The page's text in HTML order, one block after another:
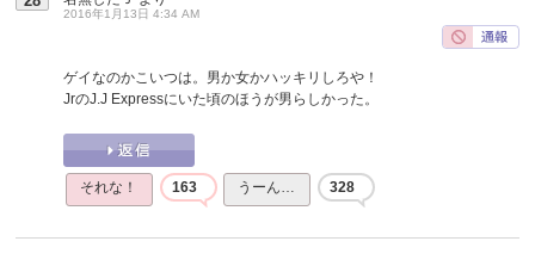
2016年1月13日 4:34 AM
ゲイなのかこいつは。男か女かハッキリしろや！
JrのJ.J Expressにいた頃のほうが男らしかった。
それな！ 163 うーん… 328